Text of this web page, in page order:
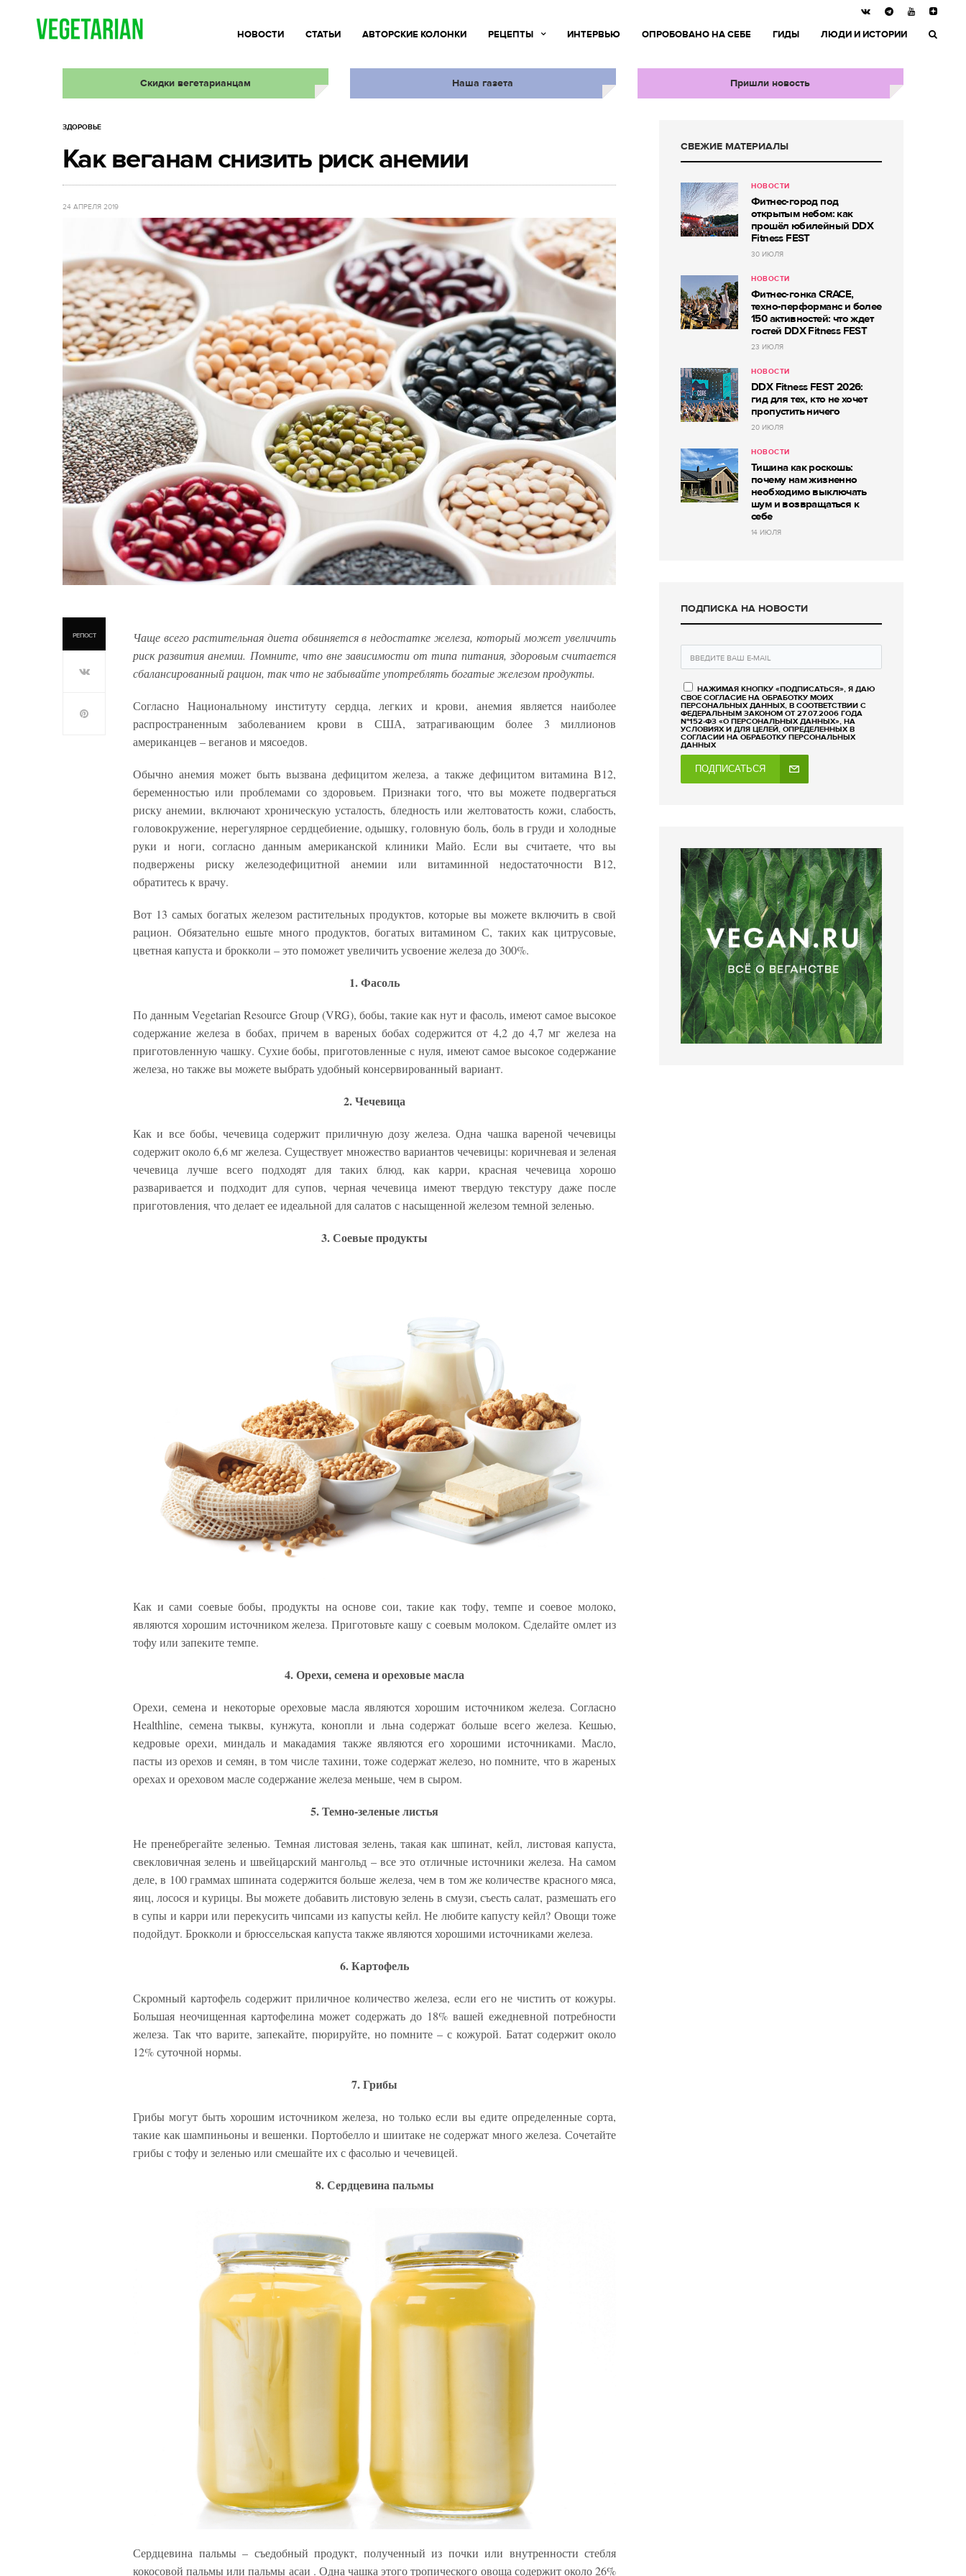
НОВОСТИ СТАТЬИ АВТОРСКИЕ КОЛОНКИ РЕЦЕПТЫ ИНТЕРВЬЮ ОПРОБОВАНО НА СЕБЕ ГИДЫ ЛЮДИ И ИСТОРИИ
Скидки вегетарианцам Наша газета Пришли новость
ЗДОРОВЬЕ
Как веганам снизить риск анемии
24 АПРЕЛЯ 2019
РЕПОСТ
Чаще всего растительная диета обвиняется в недостатке железа, который может увеличить
риск развития анемии. Помните, что вне зависимости от типа питания, здоровым считается
сбалансированный рацион, так что не забывайте употреблять богатые железом продукты.
Согласно Национальному институту сердца, легких и крови, анемия является наиболее
распространенным заболеванием крови в США, затрагивающим более 3 миллионов
американцев – веганов и мясоедов.
Обычно анемия может быть вызвана дефицитом железа, а также дефицитом витамина B12,
беременностью или проблемами со здоровьем. Признаки того, что вы можете подвергаться
риску анемии, включают хроническую усталость, бледность или желтоватость кожи, слабость,
головокружение, нерегулярное сердцебиение, одышку, головную боль, боль в груди и холодные
руки и ноги, согласно данным американской клиники Майо. Если вы считаете, что вы
подвержены риску железодефицитной анемии или витаминной недостаточности B12,
обратитесь к врачу.
Вот 13 самых богатых железом растительных продуктов, которые вы можете включить в свой
рацион. Обязательно ешьте много продуктов, богатых витамином С, таких как цитрусовые,
цветная капуста и брокколи – это поможет увеличить усвоение железа до 300%.
1. Фасоль
По данным Vegetarian Resource Group (VRG), бобы, такие как нут и фасоль, имеют самое высокое
содержание железа в бобах, причем в вареных бобах содержится от 4,2 до 4,7 мг железа на
приготовленную чашку. Сухие бобы, приготовленные с нуля, имеют самое высокое содержание
железа, но также вы можете выбрать удобный консервированный вариант.
2. Чечевица
Как и все бобы, чечевица содержит приличную дозу железа. Одна чашка вареной чечевицы
содержит около 6,6 мг железа. Существует множество вариантов чечевицы: коричневая и зеленая
чечевица лучше всего подходят для таких блюд, как карри, красная чечевица хорошо
разваривается и подходит для супов, черная чечевица имеют твердую текстуру даже после
приготовления, что делает ее идеальной для салатов с насыщенной железом темной зеленью.
3. Соевые продукты
Как и сами соевые бобы, продукты на основе сои, такие как тофу, темпе и соевое молоко,
являются хорошим источником железа. Приготовьте кашу с соевым молоком. Сделайте омлет из
тофу или запеките темпе.
4. Орехи, семена и ореховые масла
Орехи, семена и некоторые ореховые масла являются хорошим источником железа. Согласно
Healthline, семена тыквы, кунжута, конопли и льна содержат больше всего железа. Кешью,
кедровые орехи, миндаль и макадамия также являются его хорошими источниками. Масло,
пасты из орехов и семян, в том числе тахини, тоже содержат железо, но помните, что в жареных
орехах и ореховом масле содержание железа меньше, чем в сыром.
5. Темно-зеленые листья
Не пренебрегайте зеленью. Темная листовая зелень, такая как шпинат, кейл, листовая капуста,
свекловичная зелень и швейцарский мангольд – все это отличные источники железа. На самом
деле, в 100 граммах шпината содержится больше железа, чем в том же количестве красного мяса,
яиц, лосося и курицы. Вы можете добавить листовую зелень в смузи, съесть салат, размешать его
в супы и карри или перекусить чипсами из капусты кейл. Не любите капусту кейл? Овощи тоже
подойдут. Брокколи и брюссельская капуста также являются хорошими источниками железа.
6. Картофель
Скромный картофель содержит приличное количество железа, если его не чистить от кожуры.
Большая неочищенная картофелина может содержать до 18% вашей ежедневной потребности
железа. Так что варите, запекайте, пюрируйте, но помните – с кожурой. Батат содержит около
12% суточной нормы.
7. Грибы
Грибы могут быть хорошим источником железа, но только если вы едите определенные сорта,
такие как шампиньоны и вешенки. Портобелло и шиитаке не содержат много железа. Сочетайте
грибы с тофу и зеленью или смешайте их с фасолью и чечевицей.
8. Сердцевина пальмы
Сердцевина пальмы – съедобный продукт, полученный из почки или внутренности стебля
кокосовой пальмы или пальмы асаи . Одна чашка этого тропического овоща содержит около 26%
СВЕЖИЕ МАТЕРИАЛЫ
НОВОСТИ
Фитнес-город под
открытым небом: как
прошёл юбилейный DDX
Fitness FEST
30 ИЮЛЯ
НОВОСТИ
Фитнес-гонка CRACE,
техно-перформанс и более
150 активностей: что ждет
гостей DDX Fitness FEST
23 ИЮЛЯ
НОВОСТИ
DDX Fitness FEST 2026:
гид для тех, кто не хочет
пропустить ничего
20 ИЮЛЯ
НОВОСТИ
Тишина как роскошь:
почему нам жизненно
необходимо выключать
шум и возвращаться к
себе
14 ИЮЛЯ
ПОДПИСКА НА НОВОСТИ
НАЖИМАЯ КНОПКУ «ПОДПИСАТЬСЯ», Я ДАЮ
СВОЕ СОГЛАСИЕ НА ОБРАБОТКУ МОИХ
ПЕРСОНАЛЬНЫХ ДАННЫХ, В СООТВЕТСТВИИ С
ФЕДЕРАЛЬНЫМ ЗАКОНОМ ОТ 27.07.2006 ГОДА
№152-ФЗ «О ПЕРСОНАЛЬНЫХ ДАННЫХ», НА
УСЛОВИЯХ И ДЛЯ ЦЕЛЕЙ, ОПРЕДЕЛЕННЫХ В
СОГЛАСИИ НА ОБРАБОТКУ ПЕРСОНАЛЬНЫХ
ДАННЫХ
ПОДПИСАТЬСЯ